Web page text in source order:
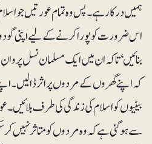
ہمیں درکار ہے۔ پس وہ تمام عورتیں جو
اس ضرورت کو پورا کرنے کے لیے اپنی
بنائیں‘ تاکہ ان میں ایک مسلمان نسل
کہ اپنے گھروں کے مردوں پر اثر ڈالیں۔
بیٹیوں کو اسلام کی زندگی کی طرف بلائیں۔
سے ہو گئی ہے کہ وہ مردوں کو متاثر نہیں